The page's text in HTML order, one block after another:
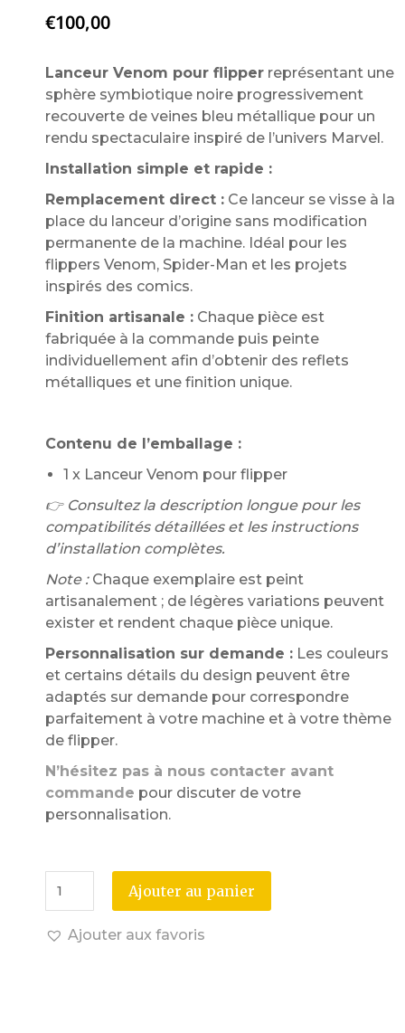
€100,00
Lanceur Venom pour flipper représentant une
sphère symbiotique noire progressivement
recouverte de veines bleu métallique pour un
rendu spectaculaire inspiré de l’univers Marvel.
Installation simple et rapide :
Remplacement direct : Ce lanceur se visse à la
place du lanceur d’origine sans modification
permanente de la machine. Idéal pour les
flippers Venom, Spider-Man et les projets
inspirés des comics.
Finition artisanale : Chaque pièce est
fabriquée à la commande puis peinte
individuellement afin d’obtenir des reflets
métalliques et une finition unique.
Contenu de l’emballage :
1 x Lanceur Venom pour flipper
👉 Consultez la description longue pour les
compatibilités détaillées et les instructions
d’installation complètes.
Note :Chaque exemplaire est peint
artisanalement ; de légères variations peuvent
exister et rendent chaque pièce unique.
Personnalisation sur demande : Les couleurs
et certains détails du design peuvent être
adaptés sur demande pour correspondre
parfaitement à votre machine et à votre thème
de flipper.
N’hésitez pas à nous contacter avant
commande pour discuter de votre
personnalisation.
Ajouter au panier
Ajouter aux favoris